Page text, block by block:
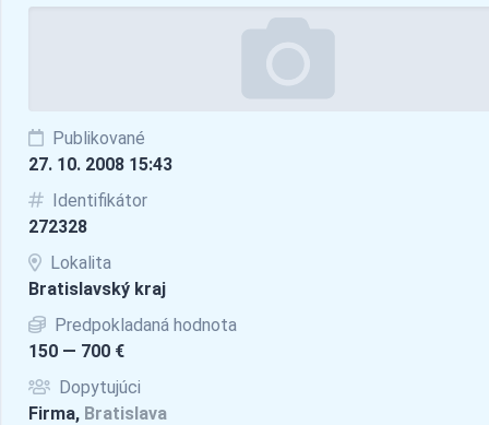
Publikované
27. 10. 2008 15:43
Identifikátor
272328
Lokalita
Bratislavský kraj
Predpokladaná hodnota
150 — 700 €
Dopytujúci
Firma, Bratislava